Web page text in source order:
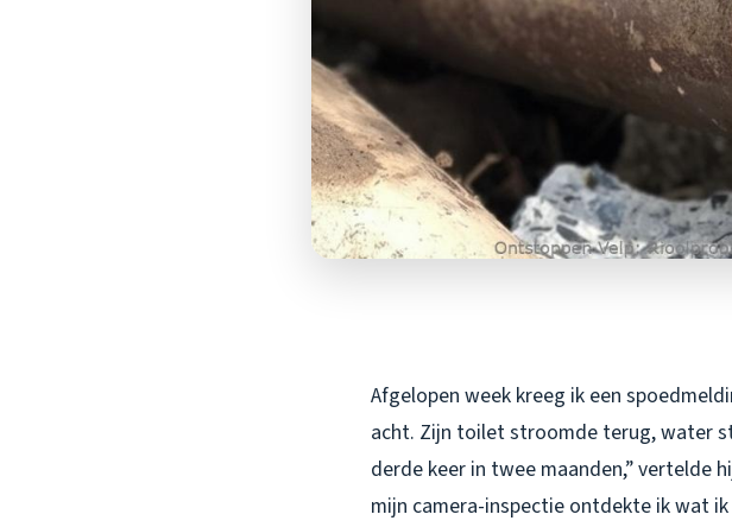
Afgelopen week kreeg ik een
acht. Zijn toilet stroomde terug, water
derde keer in twee maanden,” vertelde
mijn camera-inspectie ontdekte ik wat